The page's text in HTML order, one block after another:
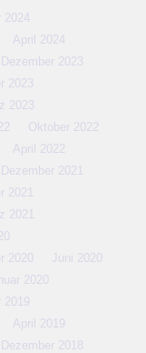
2024
April 2024
Dezember 2023
2023
2023
Oktober 2022
April 2022
Dezember 2021
2021
2021
2020
Juni 2020
2020
2019
April 2019
Dezember 2018